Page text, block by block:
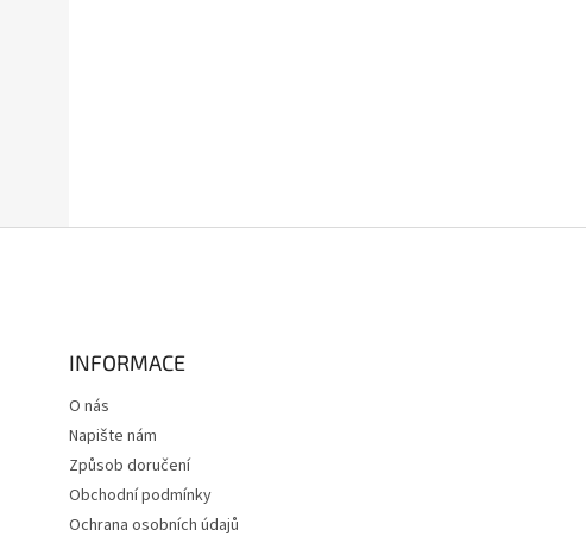
INFORMACE
O nás
Napište nám
Způsob doručení
Obchodní podmínky
Ochrana osobních údajů